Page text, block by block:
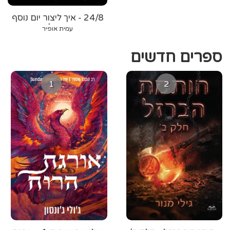
24/8 - איך ליצור יום נוסף
בשבוע ולהיות
עמית אופיר
ספרים חדשים
1 2